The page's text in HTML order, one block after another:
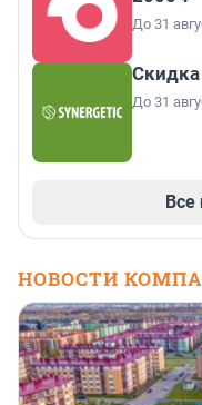
До 31
Скидка
До 31
Все
НОВОСТИ